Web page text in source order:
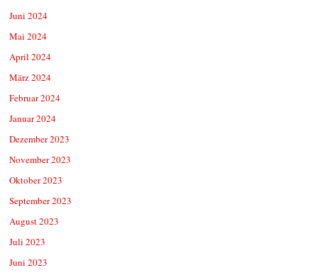
Juni 2024
Mai 2024
April 2024
März 2024
Februar 2024
Januar 2024
Dezember 2023
November 2023
Oktober 2023
September 2023
August 2023
Juli 2023
Juni 2023